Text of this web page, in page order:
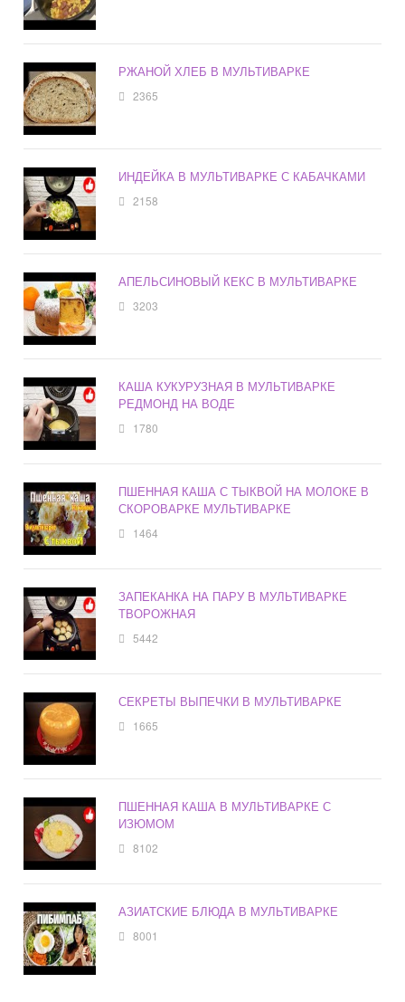
РЖАНОЙ ХЛЕБ В МУЛЬТИВАРКЕ
2365
ИНДЕЙКА В МУЛЬТИВАРКЕ С КАБАЧКАМИ
2158
АПЕЛЬСИНОВЫЙ КЕКС В МУЛЬТИВАРКЕ
3203
КАША КУКУРУЗНАЯ В МУЛЬТИВАРКЕ
РЕДМОНД НА ВОДЕ
1780
ПШЕННАЯ КАША С ТЫКВОЙ НА МОЛОКЕ В
СКОРОВАРКЕ МУЛЬТИВАРКЕ
1464
ЗАПЕКАНКА НА ПАРУ В МУЛЬТИВАРКЕ
ТВОРОЖНАЯ
5442
СЕКРЕТЫ ВЫПЕЧКИ В МУЛЬТИВАРКЕ
1665
ПШЕННАЯ КАША В МУЛЬТИВАРКЕ С
ИЗЮМОМ
8102
АЗИАТСКИЕ БЛЮДА В МУЛЬТИВАРКЕ
8001